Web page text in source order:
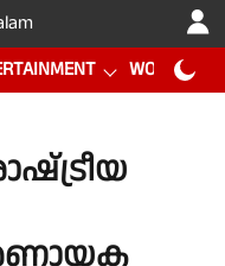
WORLD CUP